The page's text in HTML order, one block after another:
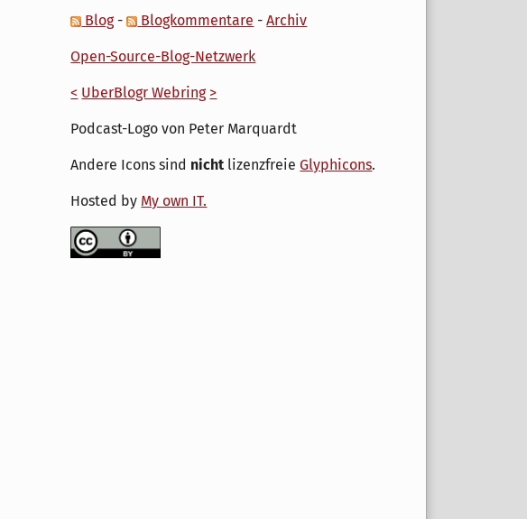
Blog- Blogkommentare -Archiv
Open-Source-Blog-Netzwerk
< UberBlogr Webring >
Podcast-Logo von Peter Marquardt
Andere Icons sind nicht lizenzfreieGlyphicons.
Hosted by My own IT.